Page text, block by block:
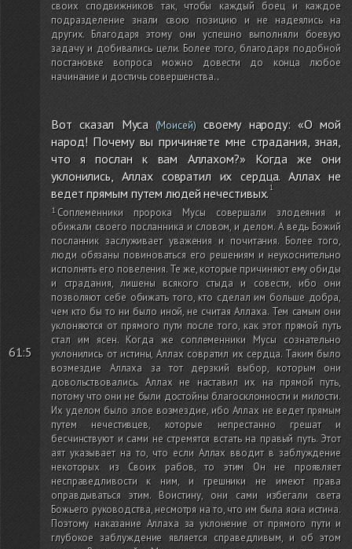
своих сподвижников так, чтобы каждый боец и каждое
подразделение знали свою позицию и не надеялись на
других. Благодаря этому они успешно выполняли боевую
задачу и добивались цели. Более того, благодаря подобной
постановке вопроса можно довести до конца любое
начинание и достичь совершенства..
61:5
Вот сказал Муса (Моисей)своему народу: «О мой
народ! Почему вы причиняете мне страдания, зная,
что я послан к вам Аллахом?» Когда же они
уклонились, Аллах совратил их сердца. Аллах не
ведет прямым путем людей нечестивых.
Соплеменники пророка Мусы совершали злодеяния и
обижали своего посланника и словом, и делом. А ведь Божий
посланник заслуживает уважения и почитания. Более того,
люди обязаны повиноваться его решениям и неукоснительно
исполнять его повеления. Те же, которые причиняют ему обиды
и страдания, лишены всякого стыда и совести, ибо они
позволяют себе обижать того, кто сделал им больше добра,
чем кто бы то ни было иной, не считая Аллаха. Тем самым они
уклоняются от прямого пути после того, как этот прямой путь
стал им ясен. Когда же соплеменники Мусы сознательно
уклонились от истины, Аллах совратил их сердца. Таким было
возмездие Аллаха за тот дерзкий выбор, которым они
довольствовались. Аллах не наставил их на прямой путь,
потому что они не были достойны благосклонности и милости.
Их уделом было злое возмездие, ибо Аллах не ведет прямым
путем нечестивцев, которые непрестанно грешат и
бесчинствуют и сами не стремятся встать на правый путь. Этот
аят указывает на то, что если Аллах вводит в заблуждение
некоторых из Своих рабов, то этим Он не проявляет
несправедливости к ним, и грешники не имеют права
оправдываться этим. Воистину, они сами избегали света
Божьего руководства, несмотря на то, что им была ясна истина.
Поэтому наказание Аллаха за уклонение от прямого пути и
глубокое заблуждение является справедливым, и об этом